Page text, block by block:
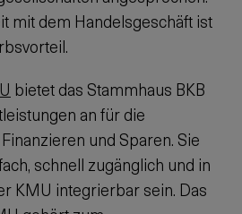
mit dem Handelsgeschäft ist
bietet das Stammhaus BKB
an für die
und Sparen. Sie
schnell zugänglich und in
KMU integrierbar sein. Das